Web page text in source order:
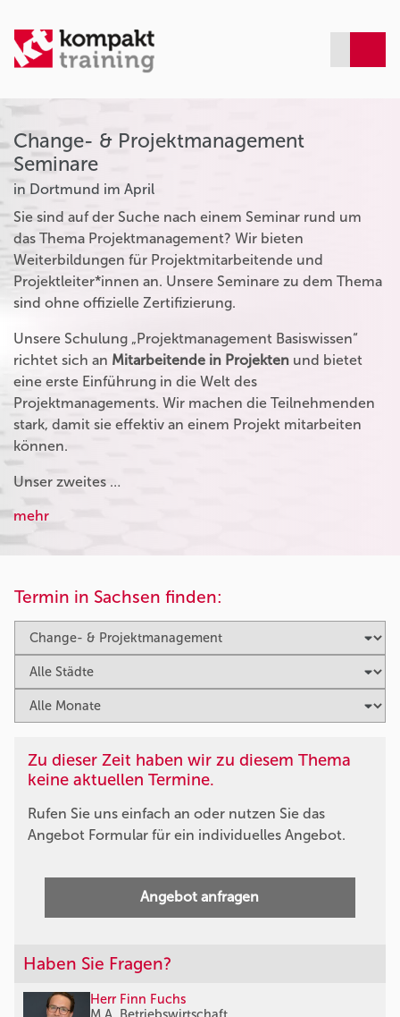
Change- & Projektmanagement
Seminare
in Dortmund im April
Sie sind auf der Suche nach einem Seminar rund um
das Thema Projektmanagement? Wir bieten
Weiterbildungen für Projektmitarbeitende und
Projektleiter*innen an. Unsere Seminare zu dem Thema
sind ohne offizielle Zertifizierung.
Unsere Schulung „Projektmanagement Basiswissen“
richtet sich an Mitarbeitende in Projekten und bietet
eine erste Einführung in die Welt des
Projektmanagements. Wir machen die Teilnehmenden
stark, damit sie effektiv an einem Projekt mitarbeiten
können.
Unser zweites …
mehr
Termin in Sachsen finden:
Zu dieser Zeit haben wir zu diesem Thema
keine aktuellen Termine.
Rufen Sie uns einfach an oder nutzen Sie das
Angebot Formular für ein individuelles Angebot.
Angebot anfragen
Haben Sie Fragen?
Herr Finn Fuchs